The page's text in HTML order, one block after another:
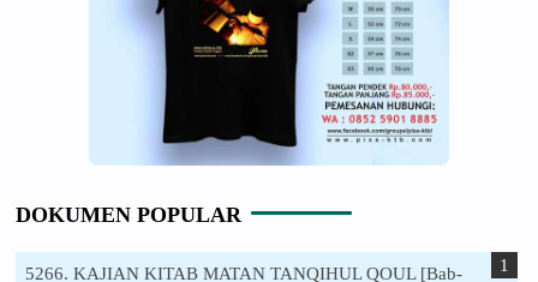
DOKUMEN POPULAR
5266. KAJIAN KITAB MATAN TANQIHUL QOUL [Bab-